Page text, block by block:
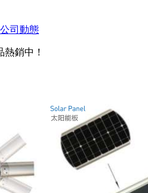
公司動態
銷中！